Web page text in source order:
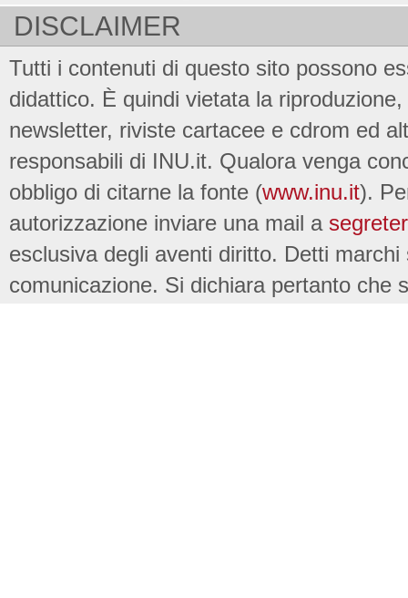
DISCLAIMER
Tutti i contenuti di questo sito possono
didattico. È quindi vietata la
newsletter, riviste cartacee e cdrom ed
responsabili di INU.it. Qualora venga
obbligo di citarne la fonte (www.inu.it).
autorizzazione inviare una mail a
esclusiva degli aventi diritto. Detti
comunicazione. Si dichiara pertanto che